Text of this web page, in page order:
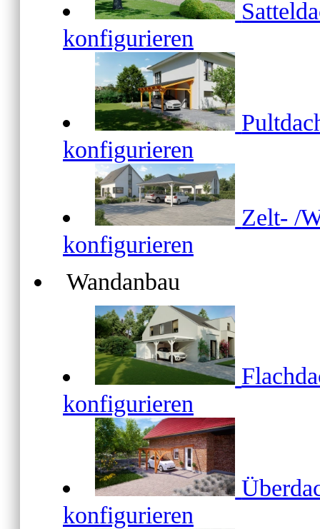
konfigurieren
konfigurieren
Zelt- /
konfigurieren
Wandanbau
konfigurieren
konfigurieren